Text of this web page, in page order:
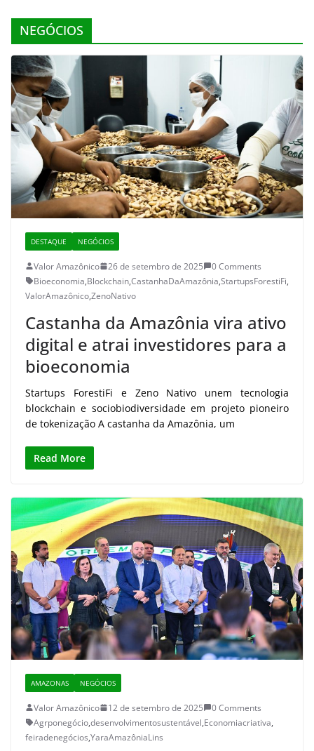
NEGÓCIOS
DESTAQUE NEGÓCIOS
Valor Amazônico 26 de setembro de 2025
0 Comments
Bioeconomia,Blockchain,CastanhaDaAmazônia,StartupsForestiFi,
ValorAmazônico,ZenoNativo
Castanha da Amazônia vira ativo
digital e atrai investidores para a
bioeconomia
Startups ForestiFi e Zeno Nativo unem tecnologia
blockchain e sociobiodiversidade em projeto pioneiro
de tokenização A castanha da Amazônia, um
Read More
AMAZONAS NEGÓCIOS
Valor Amazônico 12 de setembro de 2025
0 Comments
Agrponegócio,desenvolvimentosustentável,Economiacriativa,
feiradenegócios,YaraAmazôniaLins